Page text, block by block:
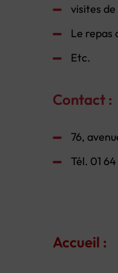
visites
Le repas
Etc.
Contact :
76,
Tél. 01
Accueil :